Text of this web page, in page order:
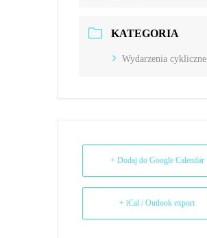
KATEGORIA
Wydarzenia cykliczne
+ Dodaj do Google Calendar
+ iCal / Outlook export